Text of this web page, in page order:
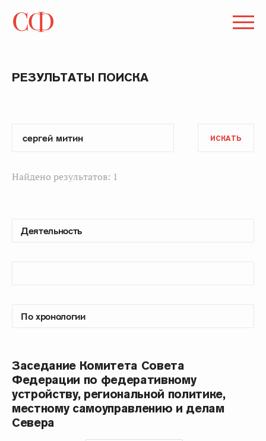
РЕЗУЛЬТАТЫ ПОИСКА
ИСКАТЬ
Найдено результатов: 1
Заседание Комитета Совета
Федерации по федеративному
устройству, региональной политике,
местному самоуправлению и делам
Севера